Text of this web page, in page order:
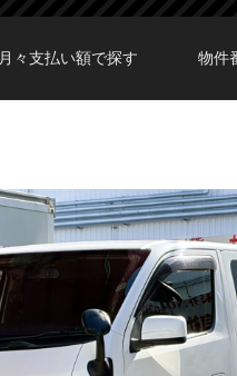
月々支払い額で探す 物件